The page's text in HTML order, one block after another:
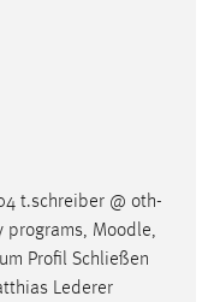
t.schreiber @ oth-
programs, Moodle,
Profil Schließen
Lederer